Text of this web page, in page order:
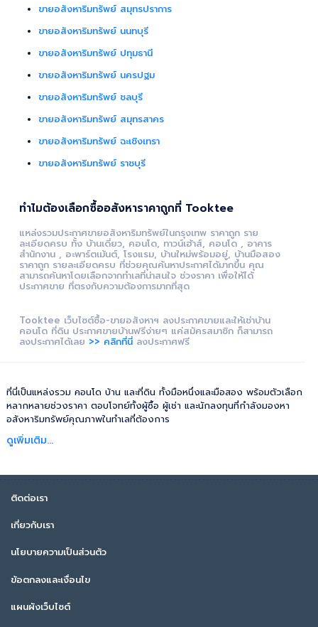
ขายอสังหาริมทรัพย์ สมุทรปราการ
ขายอสังหาริมทรัพย์ นนทบุรี
ขายอสังหาริมทรัพย์ ปทุมธานี
ขายอสังหาริมทรัพย์ นครปฐม
ขายอสังหาริมทรัพย์ ชลบุรี
ขายอสังหาริมทรัพย์ สมุทรสาคร
ขายอสังหาริมทรัพย์ ฉะเชิงเทรา
ขายอสังหาริมทรัพย์ ราชบุรี
ทำไมต้องเลือกซื้ออสังหาราคาถูกที่ Tooktee
แหล่งรวมประกาศขายอสังหาริมทรัพย์ในกรุงเทพ ราคาถูก ราย
ละเอียดครบ ทั้ง บ้านเดี่ยว, คอนโด, ทาวน์เฮ้าส์, คอนโด , อาคาร
สำนักงาน , อะพาร์ตเม้นต์, โรงแรม, บ้านใหม่พร้อมอยู่, บ้านมือสอง
ราคาถูก รายละเอียดครบ ที่ช่วยคุณค้นหาประกาศได้มากขึ้น คุณ
สามารถค้นหาโดยเลือกจากทำเลที่น่าสนใจ ช่วงราคา เพื่อให้ได้
ประกาศขาย ที่ตรงกับความต้องการมากที่สุด
Tooktee เว็บไซต์ซื้อ-ขายอสังหาฯ ลงประกาศขายและให้เช่าบ้าน
คอนโด ที่ดิน ประกาศขายบ้านฟรีง่ายๆ แค่สมัครสมาชิก ก็สามารถ
ลงประกาศได้เลย >> คลิกที่นี่ ลงประกาศฟรี
ที่นี่เป็นแหล่งรวม คอนโด บ้าน และที่ดิน ทั้งมือหนึ่งและมือสอง พร้อมตัวเลือก
หลากหลายช่วงราคา ตอบโจทย์ทั้งผู้ซื้อ ผู้เช่า และนักลงทุนที่กำลังมองหา
อสังหาริมทรัพย์คุณภาพในทำเลที่ต้องการ
ดูเพิ่มเติม...
ติดต่อเรา
เกี่ยวกับเรา
นโยบายความเป็นส่วนตัว
ข้อตกลงและเงื่อนไข
แผนผังเว็บไซต์